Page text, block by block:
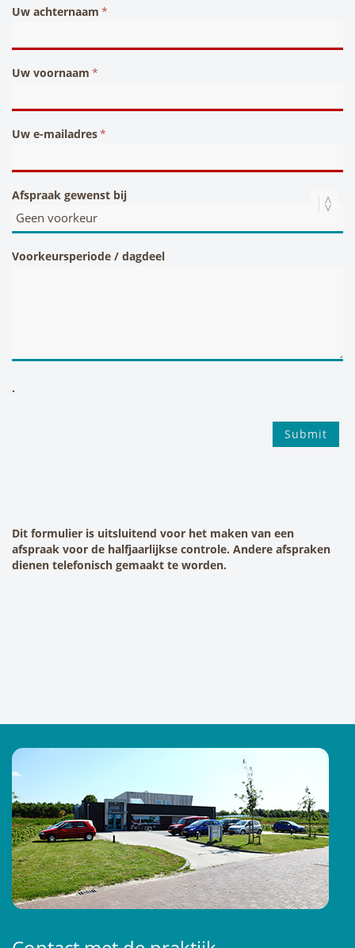
Uw achternaam
Uw voornaam
Uw e-mailadres
Afspraak gewenst bij
Voorkeursperiode / dagdeel
.
Dit formulier is uitsluitend voor het maken van een
afspraak voor de halfjaarlijkse controle. Andere afspraken
dienen telefonisch gemaakt te worden.